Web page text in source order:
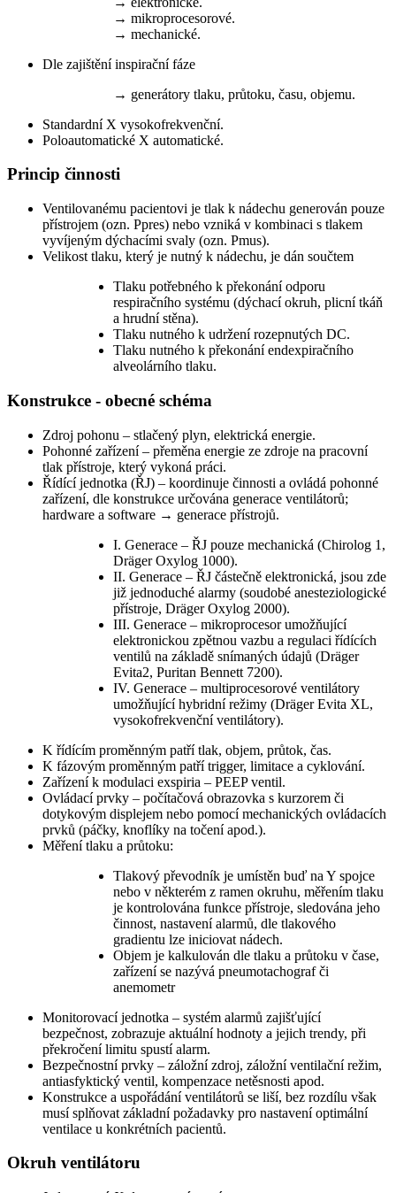
→ mikroprocesorové.
→ mechanické.
Dle zajištění inspirační fáze
→ generátory tlaku, průtoku, času, objemu.
Standardní X vysokofrekvenční.
Poloautomatické X automatické.
Princip činnosti
Ventilovanému pacientovi je tlak k nádechu generován pouze
přístrojem (ozn. Ppres) nebo vzniká v kombinaci s tlakem
vyvíjeným dýchacími svaly (ozn. Pmus).
Velikost tlaku, který je nutný k nádechu, je dán součtem
Tlaku potřebného k překonání odporu
respiračního systému (dýchací okruh, plicní tkáň
a hrudní stěna).
Tlaku nutného k udržení rozepnutých DC.
Tlaku nutného k překonání endexpiračního
alveolárního tlaku.
Konstrukce - obecné schéma
Zdroj pohonu – stlačený plyn, elektrická energie.
Pohonné zařízení – přeměna energie ze zdroje na pracovní
tlak přístroje, který vykoná práci.
Řídící jednotka (ŘJ) – koordinuje činnosti a ovládá pohonné
zařízení, dle konstrukce určována generace ventilátorů;
hardware a software → generace přístrojů.
I. Generace – ŘJ pouze mechanická (Chirolog 1,
Dräger Oxylog 1000).
II. Generace – ŘJ částečně elektronická, jsou zde
již jednoduché alarmy (soudobé anesteziologické
přístroje, Dräger Oxylog 2000).
III. Generace – mikroprocesor umožňující
elektronickou zpětnou vazbu a regulaci řídících
ventilů na základě snímaných údajů (Dräger
Evita2, Puritan Bennett 7200).
IV. Generace – multiprocesorové ventilátory
umožňující hybridní režimy (Dräger Evita XL,
vysokofrekvenční ventilátory).
K řídícím proměnným patří tlak, objem, průtok, čas.
K fázovým proměnným patří trigger, limitace a cyklování.
Zařízení k modulaci exspiria – PEEP ventil.
Ovládací prvky – počítačová obrazovka s kurzorem či
dotykovým displejem nebo pomocí mechanických ovládacích
prvků (páčky, knoflíky na točení apod.).
Měření tlaku a průtoku:
Tlakový převodník je umístěn buď na Y spojce
nebo v některém z ramen okruhu, měřením tlaku
je kontrolována funkce přístroje, sledována jeho
činnost, nastavení alarmů, dle tlakového
gradientu lze iniciovat nádech.
Objem je kalkulován dle tlaku a průtoku v čase,
zařízení se nazývá pneumotachograf či
anemometr
Monitorovací jednotka – systém alarmů zajišťující
bezpečnost, zobrazuje aktuální hodnoty a jejich trendy, při
překročení limitu spustí alarm.
Bezpečnostní prvky – záložní zdroj, záložní ventilační režim,
antiasfyktický ventil, kompenzace netěsnosti apod.
Konstrukce a uspořádání ventilátorů se liší, bez rozdílu však
musí splňovat základní požadavky pro nastavení optimální
ventilace u konkrétních pacientů.
Okruh ventilátoru